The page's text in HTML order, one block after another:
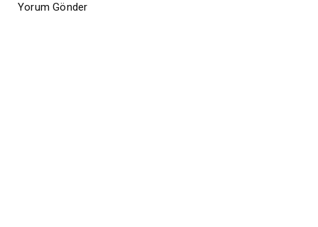
Yorum Gönder